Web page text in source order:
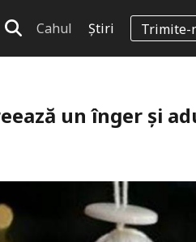
Cahul Știri Trimite-
un înger și